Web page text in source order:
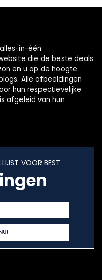
in-één
die de beste deals
en u op de hoogte
Alle afbeeldingen
hun respectievelijke
afgeleid van hun
VOOR BEST